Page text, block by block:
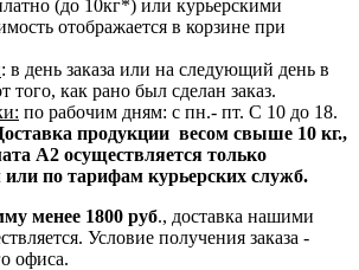
(до 10кг*) или курьерскими
отображается в корзине при
: в день заказа или на следующий день в
того, как рано был сделан заказ.
по рабочим дням: с пн.- пт. С 10 до 18.
продукции весом свыше 10 кг.,
А2 осуществляется только
по тарифам курьерских служб.
менее 1800 руб., доставка нашими
Условие получения заказа -
офиса.